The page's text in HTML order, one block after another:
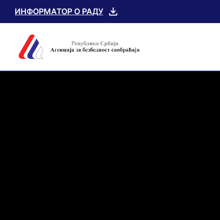
ИНФОРМАТОР О РАДУ